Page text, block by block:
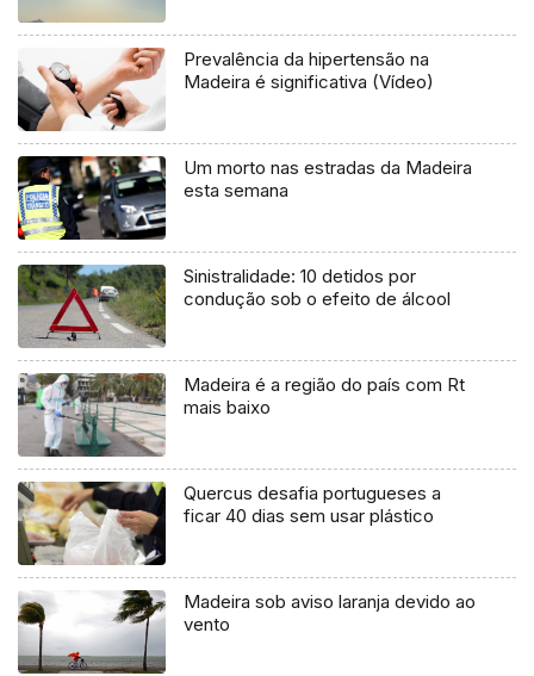
Prevalência da hipertensão na
Madeira é significativa (Vídeo)
Um morto nas estradas da Madeira
esta semana
Sinistralidade: 10 detidos por
condução sob o efeito de álcool
Madeira é a região do país com Rt
mais baixo
Quercus desafia portugueses a
ficar 40 dias sem usar plástico
Madeira sob aviso laranja devido ao
vento